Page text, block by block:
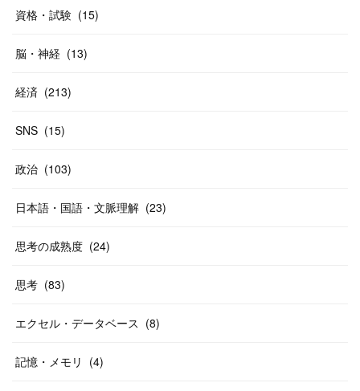
資格・試験 (15)
脳・神経 (13)
経済 (213)
SNS (15)
政治 (103)
日本語・国語・文脈理解 (23)
思考の成熟度 (24)
思考 (83)
エクセル・データベース (8)
記憶・メモリ (4)